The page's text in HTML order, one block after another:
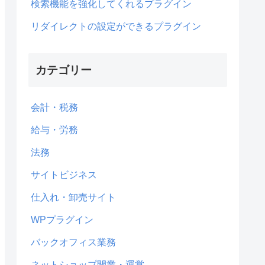
検索機能を強化してくれるプラグイン
リダイレクトの設定ができるプラグイン
カテゴリー
会計・税務
給与・労務
法務
サイトビジネス
仕入れ・卸売サイト
WPプラグイン
バックオフィス業務